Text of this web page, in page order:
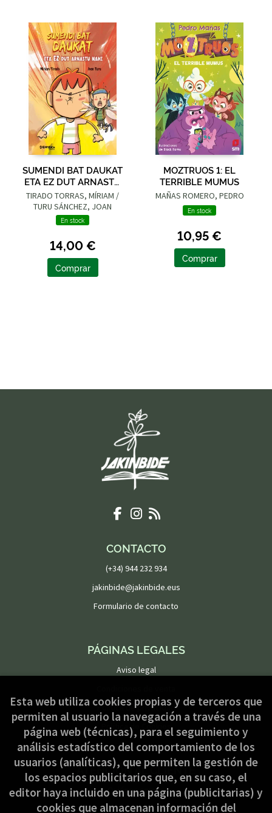
SUMENDI BAT DAUKAT
ETA EZ DUT ARNASTU
NAHI
TIRADO TORRAS, MÍRIAM /
TURU SÁNCHEZ, JOAN
En stock
14,00 €
Comprar
MOZTRUOS 1: EL
TERRIBLE MUMUS
MAÑAS ROMERO, PEDRO
En stock
10,95 €
Comprar
CONTACTO
(+34) 944 232 934
jakinbide@jakinbide.eus
Formulario de contacto
PÁGINAS LEGALES
Aviso legal
Política de privacidad
Política de Cookies
ATENCIÓN AL CLIENTE
Quiénes somos
Pedidos especiales
Esta web utiliza cookies propias y de terceros que
permiten al usuario la navegación a través de una
página web (técnicas), para el seguimiento y
análisis estadístico del comportamiento de los
usuarios (analíticas), que permiten la gestión de
los espacios publicitarios que, en su caso, el
editor haya incluido en una página (publicitarias) y
cookies que almacenan información del